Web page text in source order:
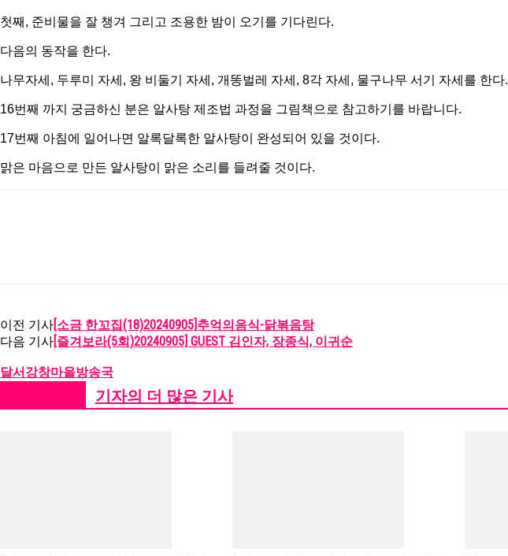
첫째, 준비물을 잘 챙겨 그리고 조용한 밤이 오기를 기다린다.
다음의 동작을 한다.
나무자세, 두루미 자세, 왕 비둘기 자세, 개똥벌레 자세, 8각 자세, 물구나무 서기 자세를 한다.
16번째 까지 궁금하신 분은 알사탕 제조법 과정을 그림책으로 참고하기를 바랍니다.
17번째 아침에 일어나면 알록달록한 알사탕이 완성되어 있을 것이다.
맑은 마음으로 만든 알사탕이 맑은 소리를 들려줄 것이다.
이전 기사[소금 한꼬집(18)20240905]추억의음식-닭볶음탕
다음 기사[즐겨보라(5회)20240905] GUEST 김인자, 장종식, 이귀순
달서강창마을방송국
기자의 더 많은 기사